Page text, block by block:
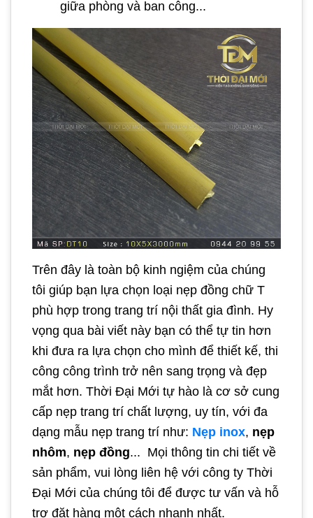
giữa phòng và ban công...
Trên đây là toàn bộ kinh ngiệm của chúng
tôi giúp bạn lựa chọn loại nẹp đồng chữ T
phù hợp trong trang trí nội thất gia đình. Hy
vọng qua bài viết này bạn có thể tự tin hơn
khi đưa ra lựa chọn cho mình để thiết kế, thi
công công trình trở nên sang trọng và đẹp
mắt hơn. Thời Đại Mới tự hào là cơ sở cung
cấp nẹp trang trí chất lượng, uy tín, với đa
dạng mẫu nẹp trang trí như: Nẹp inox, nẹp
nhôm, nẹp đồng... Mọi thông tin chi tiết về
sản phẩm, vui lòng liên hệ với công ty Thời
Đại Mới của chúng tôi để được tư vấn và hỗ
trợ đặt hàng một cách nhanh nhất.